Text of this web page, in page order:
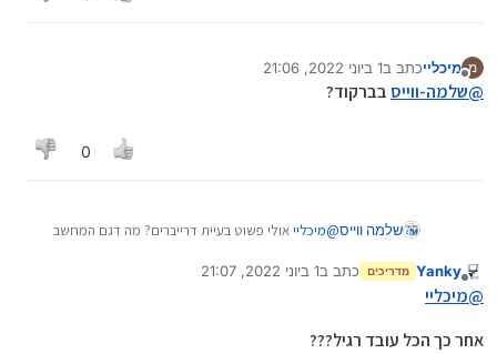
מ
מנותק
מיכלייכתב ב1 ביוני 2022, 21:06
נערך לאחרונה על ידי
@שלמה-ווייס בברקוד?
0
שלמה ווייס@מיכלייאולי פשוט בעיית דרייברים? מה דגם המחשב
מנותק
Yanky מדריכים כתב ב1 ביוני 2022, 21:07
נערך לאחרונה על ידי
@מיכליי
אחר כך הכל עובד רגיל???